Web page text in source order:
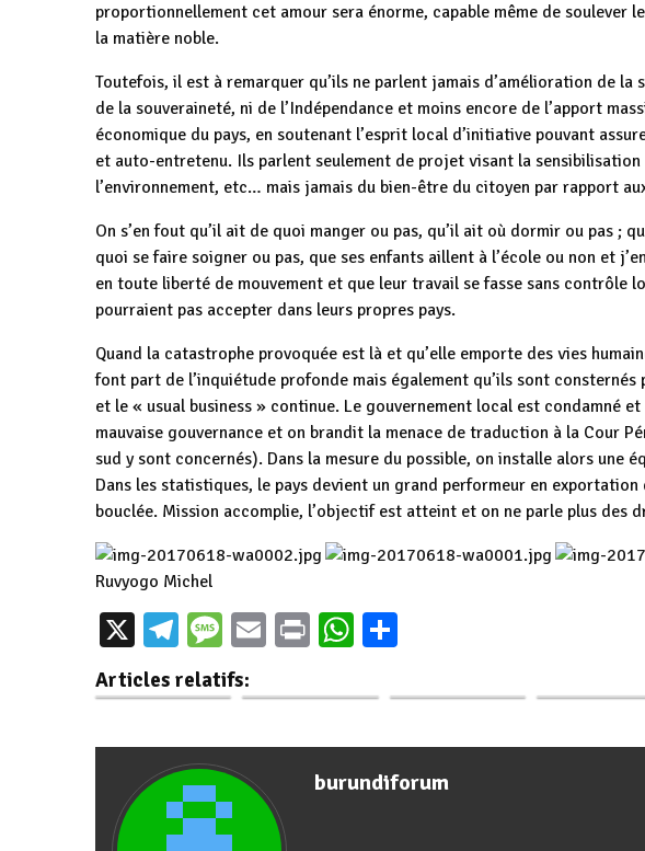
proportionnellement cet amour sera énorme, capable même de soulever
la matière noble.
Toutefois, il est à remarquer qu’ils ne parlent jamais d’amélioration de
de la souveraineté, ni de l’Indépendance et moins encore de l’apport
économique du pays, en soutenant l’esprit local d’initiative pouvant
et auto-entretenu. Ils parlent seulement de projet visant la sensibilisation
l’environnement, etc… mais jamais du bien-être du citoyen par rapport
On s’en fout qu’il ait de quoi manger ou pas, qu’il ait où dormir ou pas ;
quoi se faire soigner ou pas, que ses enfants aillent à l’école ou non et
en toute liberté de mouvement et que leur travail se fasse sans contrôle
pourraient pas accepter dans leurs propres pays.
Quand la catastrophe provoquée est là et qu’elle emporte des vies
font part de l’inquiétude profonde mais également qu’ils sont
et le « usual business » continue. Le gouvernement local est condamné
mauvaise gouvernance et on brandit la menace de traduction à la Cour
sud y sont concernés). Dans la mesure du possible, on installe alors une
Dans les statistiques, le pays devient un grand performeur en
bouclée. Mission accomplie, l’objectif est atteint et on ne parle plus des
Ruvyogo Michel
X Telegram
Message
EmailPrintWhatsApp
Articles relatifs:
L’ère du verseau
serait-elle
Afrique…
Situation des
burundiforum